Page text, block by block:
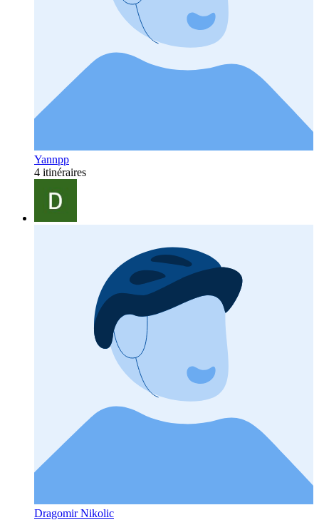
Yannpp
4 itinéraires
Dragomir Nikolic